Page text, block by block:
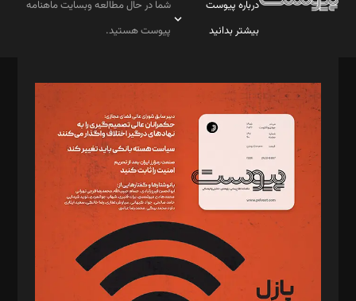
درباره پیوست
بیشتر بدانید
شما در حال مطالعه وبسایت ماهنامه
پیوست هستید.
مدیر مسئول: محمدباقر اثنی‌عشری
سردبیر: مهرک محمودی
دبیر تحریریه: میثم قاسمی
د‌بیر ناداستان: سمانه سمیع
د‌بیر خدمت و تجارت: ابوالفضل رجبی
د‌بیر حقوق فناوری: حسام‌الدین ایپکچی
د‌بیر پیوست جهان: مینا پاکدل
د‌بیر تحریریه آنلاین: بابک نقاش
تحریریه‌: مجتبی محمود‌ی، آرش برهمند، یسنا امان‌پور، سروش کرمیان،
مصطفی مسجدی آرانی، ابوالفضل رجبی، زهرا فکرانه، فائزه فتحی